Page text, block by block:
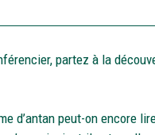
partez à la
d’antan peut-on encore